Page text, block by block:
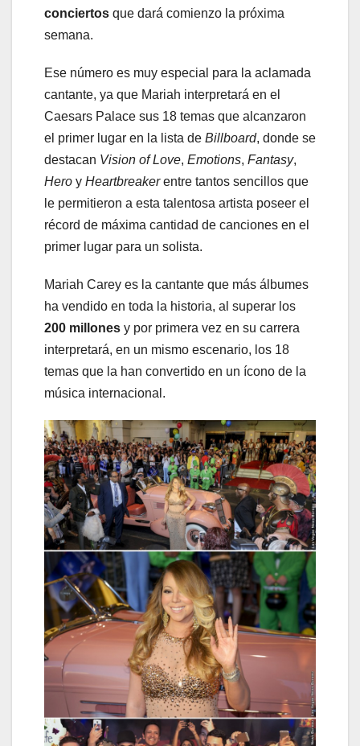
conciertos que dará comienzo la próxima
semana.
Ese número es muy especial para la aclamada
cantante, ya que Mariah interpretará en el
Caesars Palace sus 18 temas que alcanzaron
el primer lugar en la lista de Billboard, donde se
destacan Vision of Love, Emotions, Fantasy,
Hero y Heartbreakerentre tantos sencillos que
le permitieron a esta talentosa artista poseer el
récord de máxima cantidad de canciones en el
primer lugar para un solista.
Mariah Carey es la cantante que más álbumes
ha vendido en toda la historia, al superar los
200 millones y por primera vez en su carrera
interpretará, en un mismo escenario, los 18
temas que la han convertido en un ícono de la
música internacional.